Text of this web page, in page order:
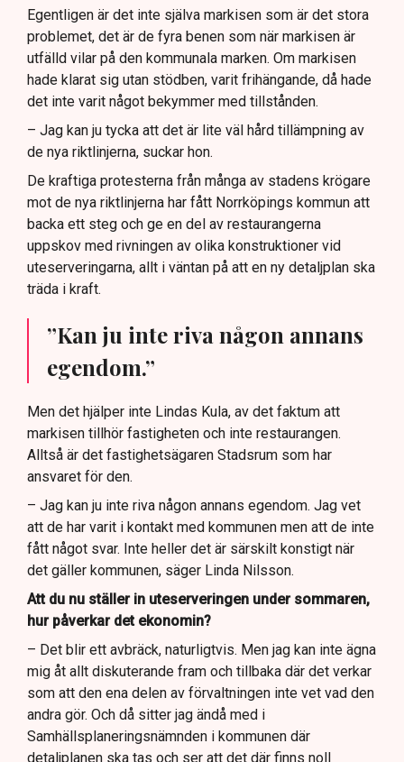
Egentligen är det inte själva markisen som är det stora
problemet, det är de fyra benen som när markisen är
utfälld vilar på den kommunala marken. Om markisen
hade klarat sig utan stödben, varit frihängande, då hade
det inte varit något bekymmer med tillstånden.
– Jag kan ju tycka att det är lite väl hård tillämpning av
de nya riktlinjerna, suckar hon.
De kraftiga protesterna från många av stadens krögare
mot de nya riktlinjerna har fått Norrköpings kommun att
backa ett steg och ge en del av restaurangerna
uppskov med rivningen av olika konstruktioner vid
uteserveringarna, allt i väntan på att en ny detaljplan ska
träda i kraft.
”Kan ju inte riva någon annans
egendom.”
Men det hjälper inte Lindas Kula, av det faktum att
markisen tillhör fastigheten och inte restaurangen.
Alltså är det fastighetsägaren Stadsrum som har
ansvaret för den.
– Jag kan ju inte riva någon annans egendom. Jag vet
att de har varit i kontakt med kommunen men att de inte
fått något svar. Inte heller det är särskilt konstigt när
det gäller kommunen, säger Linda Nilsson.
Att du nu ställer in uteserveringen under sommaren,
hur påverkar det ekonomin?
– Det blir ett avbräck, naturligtvis. Men jag kan inte ägna
mig åt allt diskuterande fram och tillbaka där det verkar
som att den ena delen av förvaltningen inte vet vad den
andra gör. Och då sitter jag ändå med i
Samhällsplaneringsnämnden i kommunen där
detaljplanen ska tas och ser att det där finns noll